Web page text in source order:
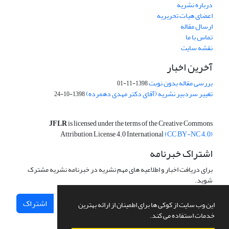
این وب سایت از کوکی ها برای اطمینان از ارائه بهترین
خدمات استفاده می کند.
درباره نشریه
اعضای هیات تحریریه
ارسال مقاله
تماس با ما
نقشه سایت
آخرین اخبار
بررسی مقاله بدون نوبت1398-11-01
تغییر سردبیر نشریه (آقای دکتر مهدی دهمرده)1398-10-24
JFLRis licensed under the terms of the Creative Commons
Attribution License 4.0 International(CC BY-NC 4.0)
اشتراک خبرنامه
برای دریافت اخبار و اطلاعیه های مهم نشریه در خبرنامه نشریه مشترک
شوید.
اشتراک